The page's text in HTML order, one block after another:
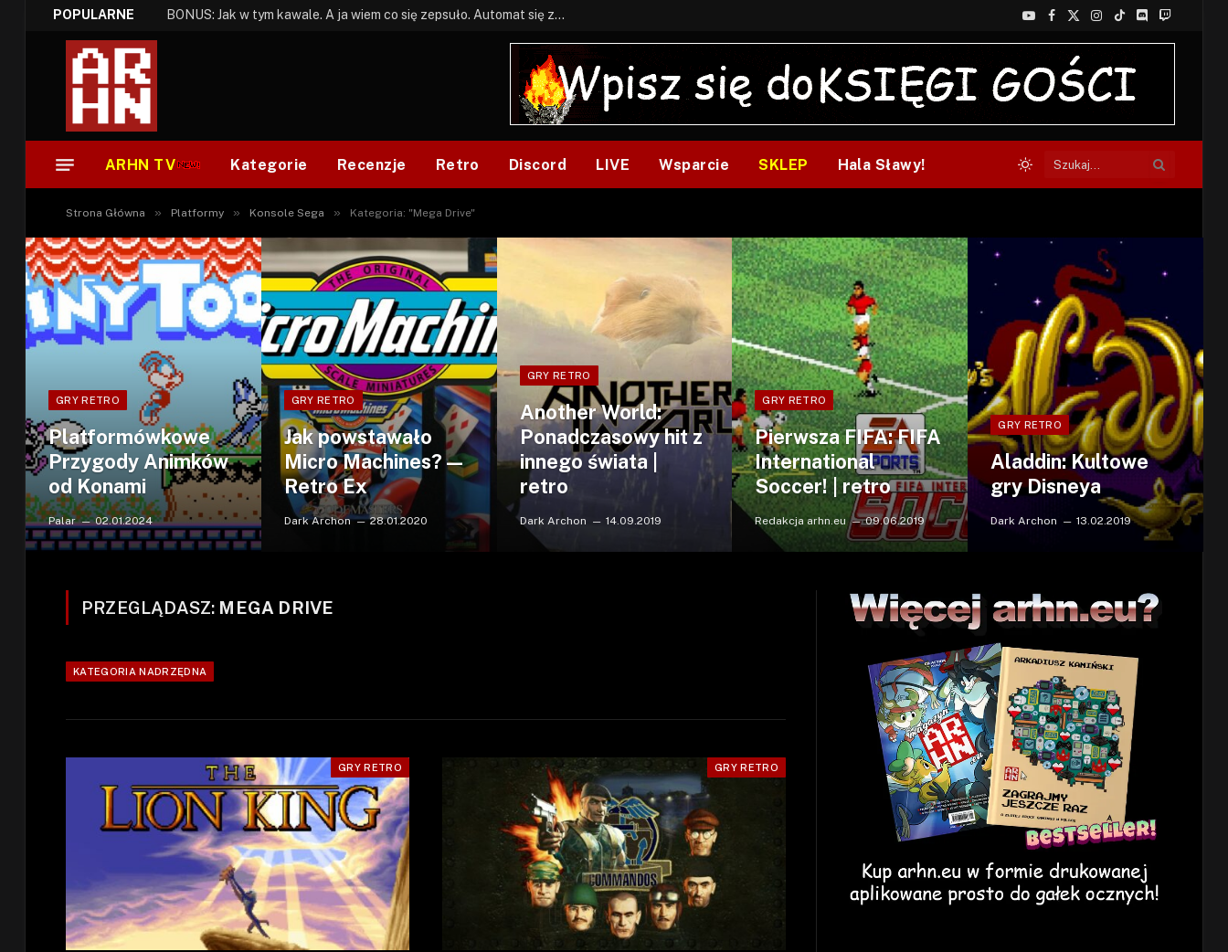
POPULARNE BONUS: Jak w tym kawale. A ja wiem co się zepsuło. Automat się zepsuł.
YouTube
Facebook
X
(Twitter)
Instagram
TikTokDiscordTwitch
ARHN TV Kategorie Recenzje Retro Discord LIVE Wsparcie SKLEP Hala Sławy!
Strona Główna » Platformy » Konsole Sega » Kategoria: "Mega Drive"
GRY RETRO
Platformówkowe
Przygody Animków
od Konami
Palar 02.01.2024
GRY RETRO
Jak powstawało
Micro Machines? —
Retro Ex
Dark Archon 28.01.2020
GRY RETRO
Another World:
Ponadczasowy hit z
innego świata |
retro
Dark Archon 14.09.2019
GRY RETRO
Pierwsza FIFA: FIFA
International
Soccer! | retro
Redakcja arhn.eu 09.06.2019
GRY RETRO
Aladdin: Kultowe
gry Disneya
Dark Archon 13.02.2019
PRZEGLĄDASZ: MEGA DRIVE
KATEGORIA NADRZĘDNA
GRY RETRO GRY RETRO